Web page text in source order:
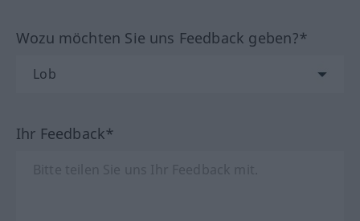
Wozu möchten Sie uns Feedback geben?*
Ihr Feedback*